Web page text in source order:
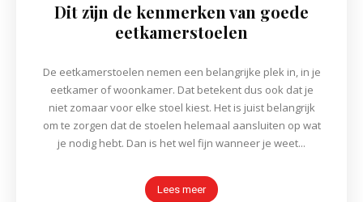
Dit zijn de kenmerken van goede
eetkamerstoelen
De eetkamerstoelen nemen een belangrijke plek in, in je
eetkamer of woonkamer. Dat betekent dus ook dat je
niet zomaar voor elke stoel kiest. Het is juist belangrijk
om te zorgen dat de stoelen helemaal aansluiten op wat
je nodig hebt. Dan is het wel fijn wanneer je weet...
Lees meer